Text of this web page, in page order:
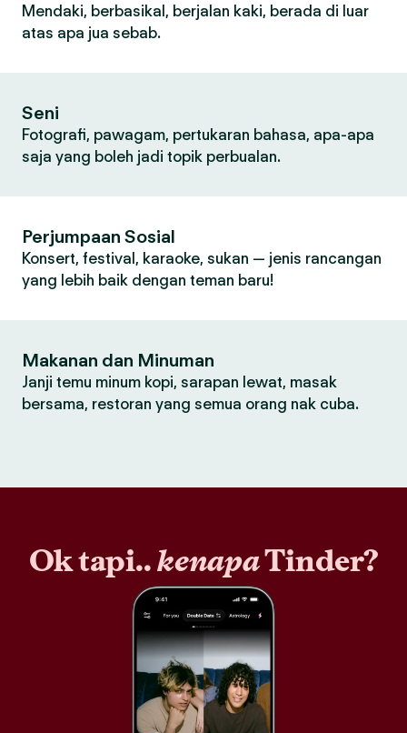
Mendaki, berbasikal, berjalan kaki, berada di luar
atas apa jua sebab.
Seni
Fotografi, pawagam, pertukaran bahasa, apa-apa
saja yang boleh jadi topik perbualan.
Perjumpaan Sosial
Konsert, festival, karaoke, sukan — jenis rancangan
yang lebih baik dengan teman baru!
Makanan dan Minuman
Janji temu minum kopi, sarapan lewat, masak
bersama, restoran yang semua orang nak cuba.
Ok tapi..kenapaTinder?